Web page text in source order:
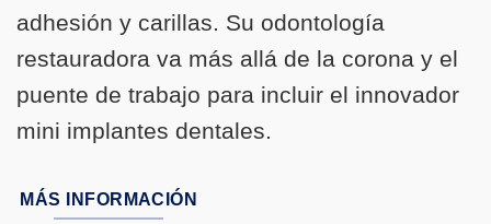
adhesión y carillas. Su odontología
restauradora va más allá de la corona y el
puente de trabajo para incluir el innovador
mini implantes dentales.
MÁS INFORMACIÓN